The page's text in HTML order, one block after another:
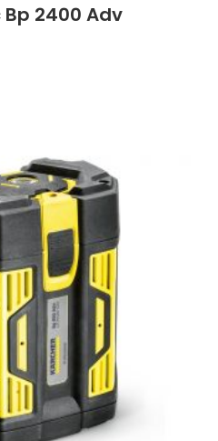
2400 Adv